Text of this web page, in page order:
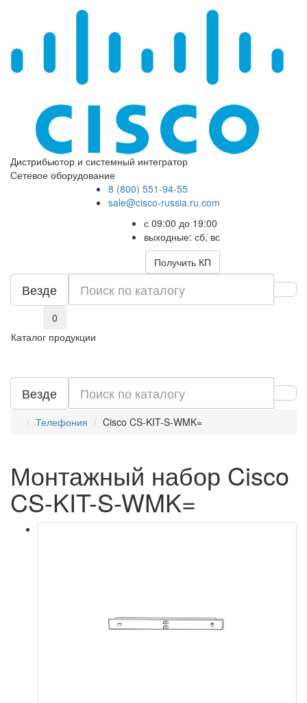
Дистрибьютор и системный интегратор
Сетевое оборудование
8 (800) 551-94-55
sale@cisco-russia.ru.com
с 09:00 до 19:00
выходные: сб, вс
Получить КП
Везде
0
Каталог продукции
Везде
Телефония Cisco CS-KIT-S-WMK=
Монтажный набор Cisco
CS-KIT-S-WMK=